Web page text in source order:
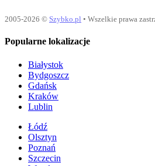
2005-2026 © Szybko.pl • Wszelkie prawa
Popularne lokalizacje
Białystok
Bydgoszcz
Gdańsk
Kraków
Lublin
Łódź
Olsztyn
Poznań
Szczecin